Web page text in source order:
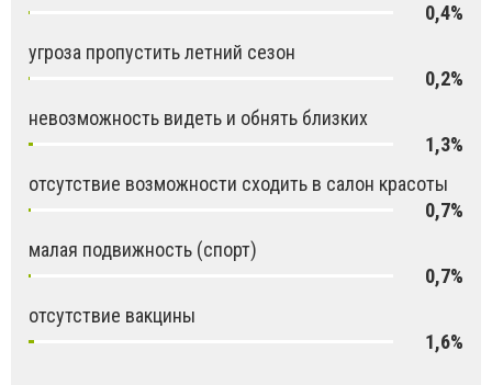
0,4%
угроза пропустить летний сезон
0,2%
невозможность видеть и обнять близких
1,3%
отсутствие возможности сходить в салон красоты
0,7%
малая подвижность (спорт)
0,7%
отсутствие вакцины
1,6%